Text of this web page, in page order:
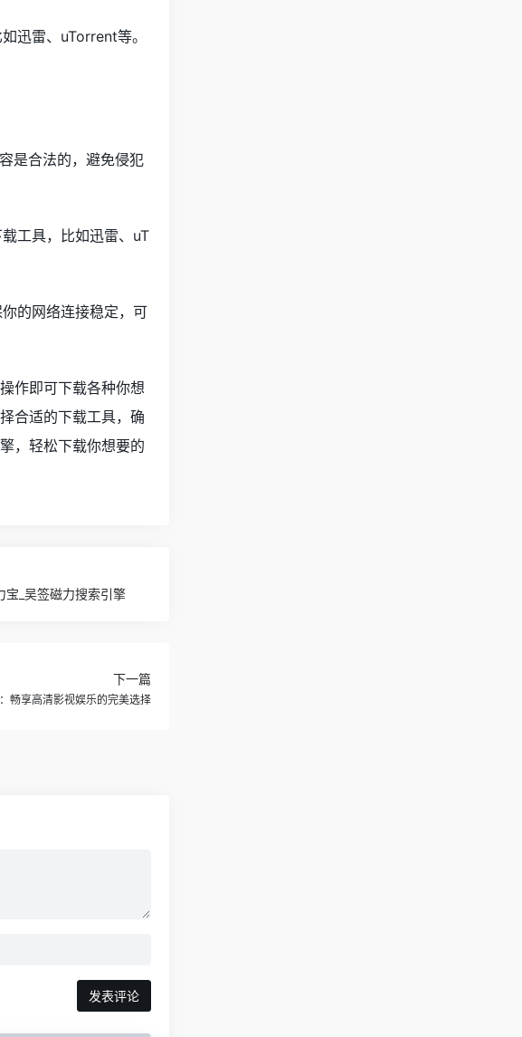
迅雷、uTorrent等。
是合法的，避免侵犯
工具，比如迅雷、uT
的网络连接稳定，可
作即可下载各种你想
合适的下载工具，确
，轻松下载你想要的
_吴签磁力搜索引擎
下一篇
畅享高清影视娱乐的完美选择